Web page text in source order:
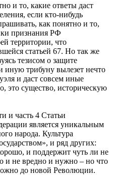
и то, какие ответы даст
если кто-нибудь
как понятно и то,
признания РФ
территории, что
статьей 67. Но так же
тезисом о защите
иную трибуну вылезет нечто
и даст совсем иные
это существо, историческую
и часть 4 Статьи
является уникальным
народа. Культура
и ряд других:
и поддержит чуть ли не
и не вредно и нужно – но что
до новой Революции.